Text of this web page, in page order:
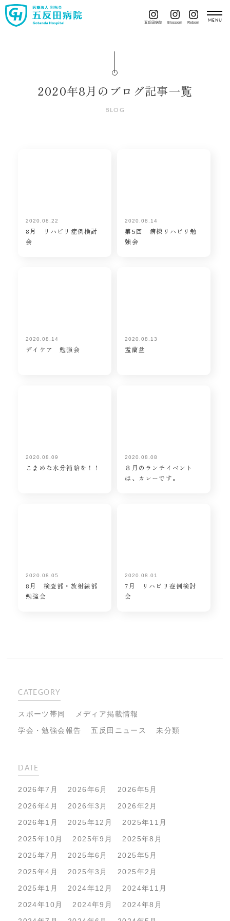
五反田病院 Blossom Reborn
2020年8月 のブログ記事一覧
BLOG
2020.08.22
8月 リハビリ症例検討
会
2020.08.14
第5回 病棟リハビリ勉
強会
2020.08.14
デイケア 勉強会
2020.08.13
盂蘭盆
2020.08.09
こまめな水分補給を！！
2020.08.08
８月のランチイベント
は、カレーです。
2020.08.05
8月 検査部・放射線部
勉強会
2020.08.01
7月 リハビリ症例検討
会
CATEGORY
スポーツ帯同
メディア掲載情報
学会・勉強会報告
五反田ニュース 未分類
DATE
2026年7月 2026年6月
2026年5月
2026年4月
2026年3月
2026年2月
2026年1月
2025年12月
2025年11月
2025年10月
2025年9月
2025年8月
2025年7月
2025年6月
2025年5月
2025年4月
2025年3月
2025年2月
2025年1月
2024年12月
2024年11月
2024年10月
2024年9月
2024年8月